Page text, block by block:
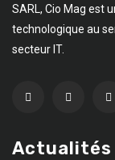
SARL, Cio Mag est
technologique au
secteur IT.
Actualités